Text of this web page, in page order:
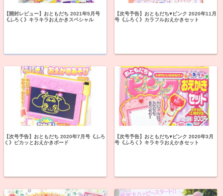
【開封レビュー】おともだち 2021年5月号
《ふろく》キラキラおえかきスペシャル
【次号予告】おともだち♥ピンク 2020年11月
号《ふろく》カラフルおえかきセット
【次号予告】おともだち 2020年7月号《ふろ
く》ピカッとおえかきボード
【次号予告】おともだち♥ピンク 2020年3月
号《ふろく》キラキラおえかきセット